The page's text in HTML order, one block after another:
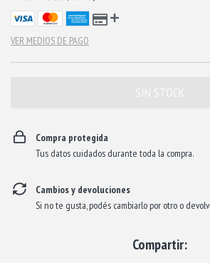
VER MEDIOS DE PAGO
Compra protegida
Tus datos cuidados durante toda la compra.
Cambios y devoluciones
Si no te gusta, podés cambiarlo por otro o
Compartir: